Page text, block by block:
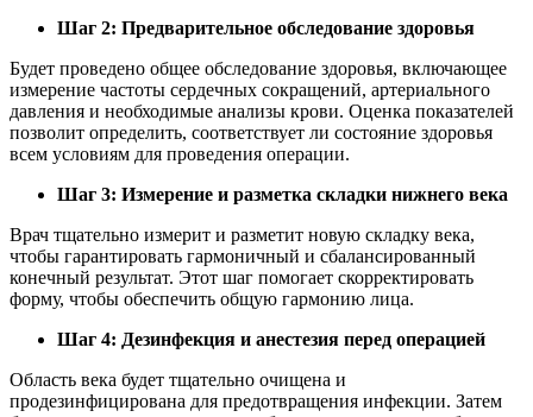
Шаг 2: Предварительное обследование здоровья
Будет проведено общее обследование здоровья, включающее
измерение частоты сердечных сокращений, артериального
давления и необходимые анализы крови. Оценка показателей
позволит определить, соответствует ли состояние здоровья
всем условиям для проведения операции.
Шаг 3: Измерение и разметка складки нижнего века
Врач тщательно измерит и разметит новую складку века,
чтобы гарантировать гармоничный и сбалансированный
конечный результат. Этот шаг помогает скорректировать
форму, чтобы обеспечить общую гармонию лица.
Шаг 4: Дезинфекция и анестезия перед операцией
Область века будет тщательно очищена и
продезинфицирована для предотвращения инфекции. Затем